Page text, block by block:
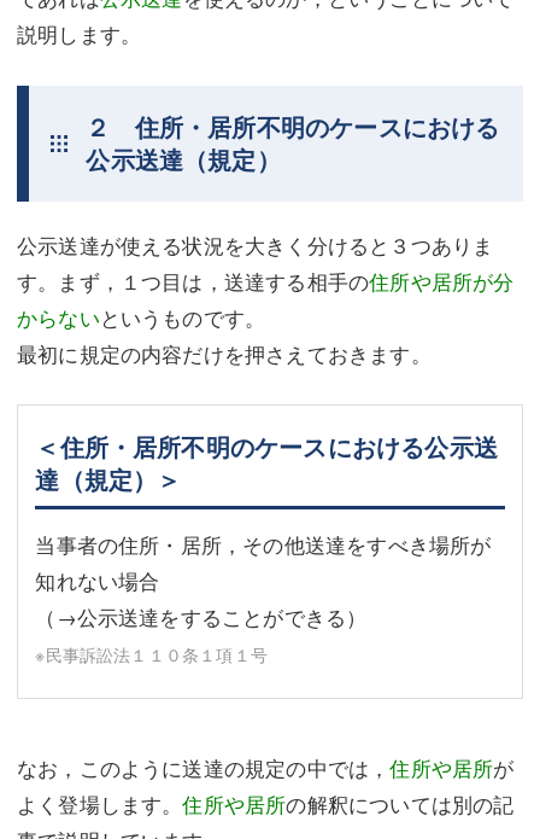
説明します。
２ 住所・居所不明のケースにおける
公示送達（規定）
公示送達が使える状況を大きく分けると３つありま
す。まず，１つ目は，送達する相手の住所や居所が分
からないというものです。
最初に規定の内容だけを押さえておきます。
＜住所・居所不明のケースにおける公示送
達（規定）＞
当事者の住所・居所，その他送達をすべき場所が
知れない場合
（→公示送達をすることができる）
※民事訴訟法１１０条１項１号
なお，このように送達の規定の中では，住所や居所が
よく登場します。住所や居所の解釈については別の記